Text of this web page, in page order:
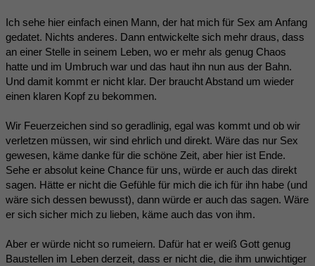
Ich sehe hier einfach einen Mann, der hat mich für Sex am Anfang
gedatet. Nichts anderes. Dann entwickelte sich mehr draus, dass
an einer Stelle in seinem Leben, wo er mehr als genug Chaos
hatte und im Umbruch war und das haut ihn nun aus der Bahn.
Und damit kommt er nicht klar. Der braucht Abstand um wieder
einen klaren Kopf zu bekommen.
Wir Feuerzeichen sind so geradlinig, egal was kommt und ob wir
verletzen müssen, wir sind ehrlich und direkt. Wäre das nur Sex
gewesen, käme danke für die schöne Zeit, aber hier ist Ende.
Sehe er absolut keine Chance für uns, würde er auch das direkt
sagen. Hätte er nicht die Gefühle für mich die ich für ihn habe (und
wäre sich dessen bewusst), dann würde er auch das sagen. Wäre
er sich sicher mich zu lieben, käme auch das von ihm.
Aber er würde nicht so rumeiern. Dafür hat er weiß Gott genug
Baustellen im Leben derzeit, dass er nicht die, die ihm unwichtiger